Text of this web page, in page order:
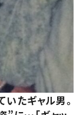
たギャル男。